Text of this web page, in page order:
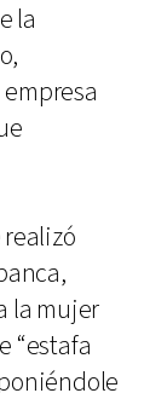
la
la mujer
“estafa